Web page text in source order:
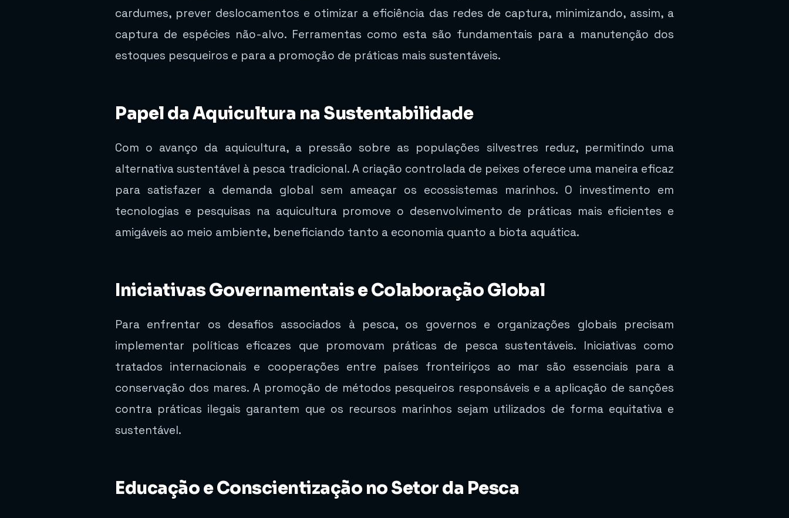
cardumes, prever deslocamentos e otimizar a eficiência das redes de captura, minimizando, assim, a
captura de espécies não-alvo. Ferramentas como esta são fundamentais para a manutenção dos
estoques pesqueiros e para a promoção de práticas mais sustentáveis.
Papel da Aquicultura na Sustentabilidade
Com o avanço da aquicultura, a pressão sobre as populações silvestres reduz, permitindo uma
alternativa sustentável à pesca tradicional. A criação controlada de peixes oferece uma maneira eficaz
para satisfazer a demanda global sem ameaçar os ecossistemas marinhos. O investimento em
tecnologias e pesquisas na aquicultura promove o desenvolvimento de práticas mais eficientes e
amigáveis ao meio ambiente, beneficiando tanto a economia quanto a biota aquática.
Iniciativas Governamentais e Colaboração Global
Para enfrentar os desafios associados à pesca, os governos e organizações globais precisam
implementar políticas eficazes que promovam práticas de pesca sustentáveis. Iniciativas como
tratados internacionais e cooperações entre países fronteiriços ao mar são essenciais para a
conservação dos mares. A promoção de métodos pesqueiros responsáveis e a aplicação de sanções
contra práticas ilegais garantem que os recursos marinhos sejam utilizados de forma equitativa e
sustentável.
Educação e Conscientização no Setor da Pesca